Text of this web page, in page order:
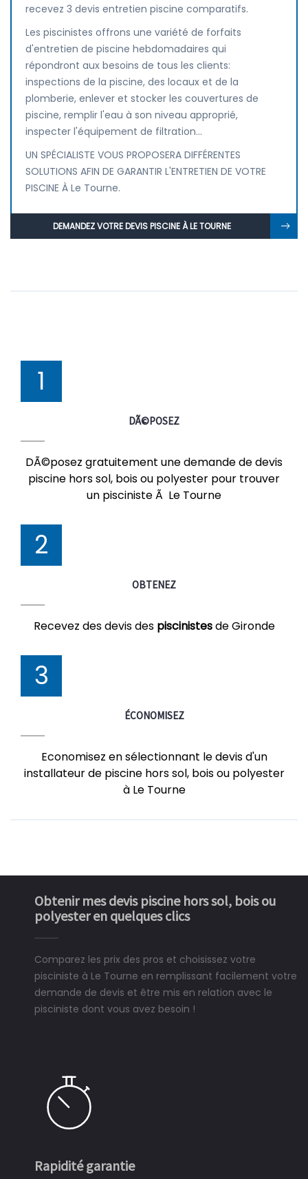
recevez 3 devis entretien piscine comparatifs.
Les piscinistes offrons une variété de forfaits
d'entretien de piscine hebdomadaires qui
répondront aux besoins de tous les clients:
inspections de la piscine, des locaux et de la
plomberie, enlever et stocker les couvertures de
piscine, remplir l'eau à son niveau approprié,
inspecter l'équipement de filtration...
UN SPÉCIALISTE VOUS PROPOSERA DIFFÉRENTES
SOLUTIONS AFIN DE GARANTIR L'ENTRETIEN DE VOTRE
PISCINE À Le Tourne.
DEMANDEZ VOTRE DEVIS PISCINE À LE TOURNE
1
DÃ©POSEZ
DÃ©posez gratuitement une demande de devis
piscine hors sol, bois ou polyester pour trouver
un pisciniste Ã Le Tourne
2
OBTENEZ
Recevez des devis des piscinistesde Gironde
3
ÉCONOMISEZ
Economisez en sélectionnant le devis d'un
installateur de piscine hors sol, bois ou polyester
à Le Tourne
Obtenir mes devis piscine hors sol, bois ou
polyester en quelques clics
Comparez les prix des pros et choisissez votre
pisciniste à Le Tourne en remplissant facilement votre
demande de devis et être mis en relation avec le
pisciniste dont vous avez besoin !
Rapidité garantie